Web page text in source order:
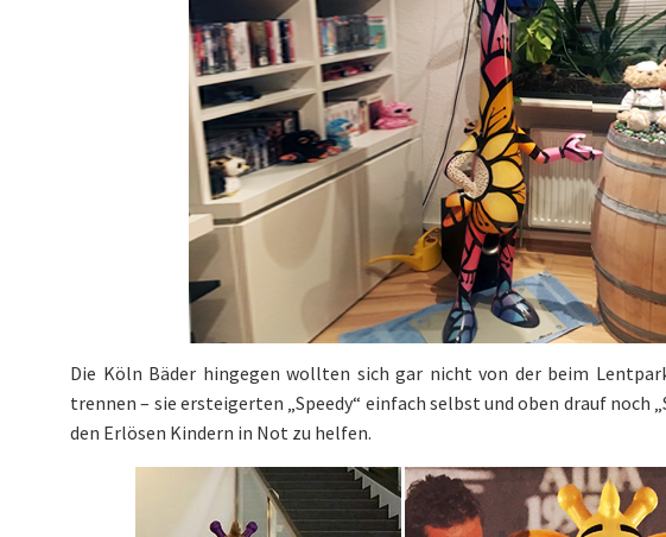
Die Köln Bäder hingegen wollten sich gar nicht von der beim
trennen – sie ersteigerten „Speedy“ einfach selbst und oben drauf noch
den Erlösen Kindern in Not zu helfen.